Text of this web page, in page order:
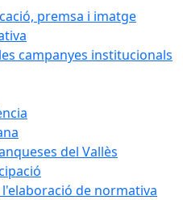
premsa i imatge
campanyes institucionals
del Vallès
de normativa